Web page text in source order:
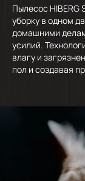
Пылесос HIBERG
уборку в одном
домашними
усилий.
влагу и
пол и создавая